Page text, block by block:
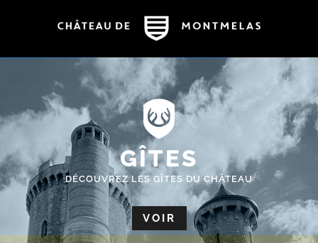
GÎTES
DÉCOUVREZ LES GÎTES DU CHÂTEAU
VOIR